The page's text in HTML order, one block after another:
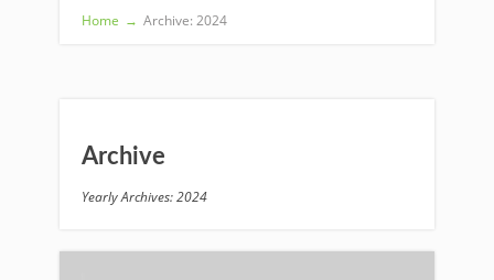
Home → Archive: 2024
Archive
Yearly Archives: 2024